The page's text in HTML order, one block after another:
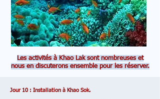
Les activités à Khao Lak sont nombreuses et
nous en discuterons ensemble pour les réserver.
Jour 10 : Installation à Khao Sok.